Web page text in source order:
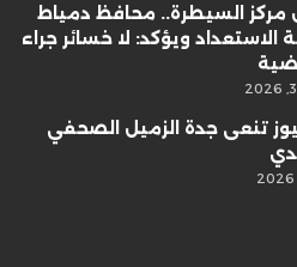
السيطرة.. محافظ دمياط
الاستعداد ويؤكد: لا خسائر جراء
تنعى جدة الزميل الصحفي